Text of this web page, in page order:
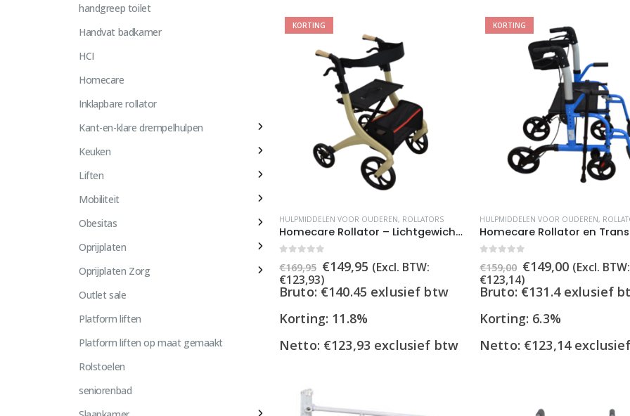
KORTING
HULPMIDDELEN VOOR OUDEREN, ROLLATORS
Homecare Rollator – Lichtgewicht Design – Inclusief Rugleuning en Opbergtas – Tot 136 kg
€169,95 Oorspronkelijke
prijs
was:
€149,95 Huidige
prijs
is:
(Excl. BTW:
€123,93)
Bruto: €140.45 exlusief btw
Korting: 11.8%
Netto: €123,93 exclusief btw
KORTING
HULPMIDDELEN VOOR OUDEREN,
€159,00 Oorspronkelijke
prijs
was:
€149,00Huidige
prijs
is:
(Excl. BTW:
€123,14)
Bruto: €131.4 exlusief
Korting: 6.3%
Netto: €123,14
handgreep toilet
Handvat badkamer
HCI
Homecare
Inklapbare rollator
Kant-en-klare drempelhulpen
Keuken
Liften
Mobiliteit
Obesitas
Oprijplaten
Oprijplaten Zorg
Outlet sale
Platform liften
Platform liften op maat gemaakt
Rolstoelen
seniorenbad